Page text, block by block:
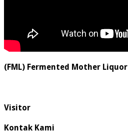
(FML) Fermented Mother Liquor
Visitor
Kontak Kami